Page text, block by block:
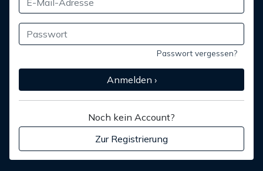
Passwort vergessen?
Anmelden ›
Noch kein Account?
Zur Registrierung